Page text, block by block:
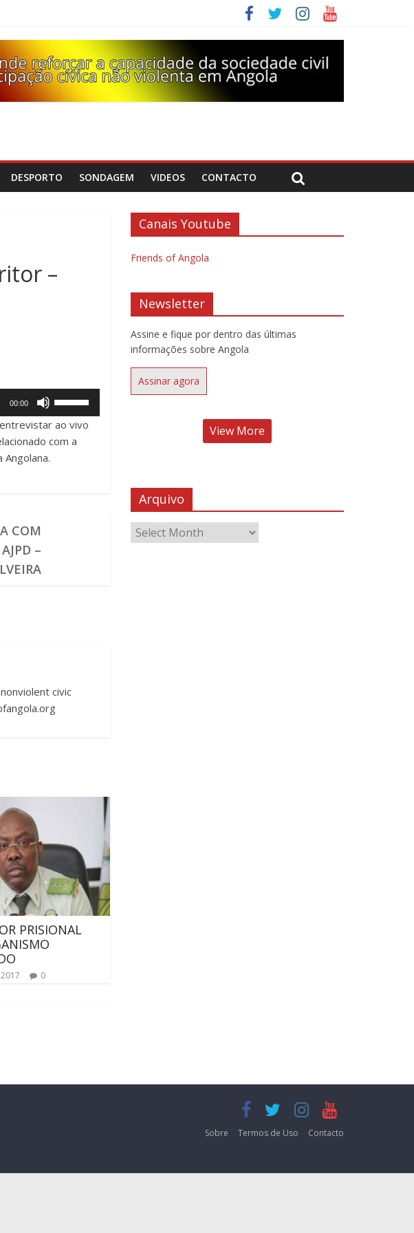
DESPORTO SONDAGEM VIDEOS CONTACTO
–
00:00
Up/Down
Arrow
keys
ao vivo
com a
COM
–
civic
PRISIONAL
0
Canais Youtube
Friends of Angola
Newsletter
Assine e fique por dentro das últimas
informações sobre Angola
Assinar agora
View More
Arquivo
Sobre Termos de Uso Contacto